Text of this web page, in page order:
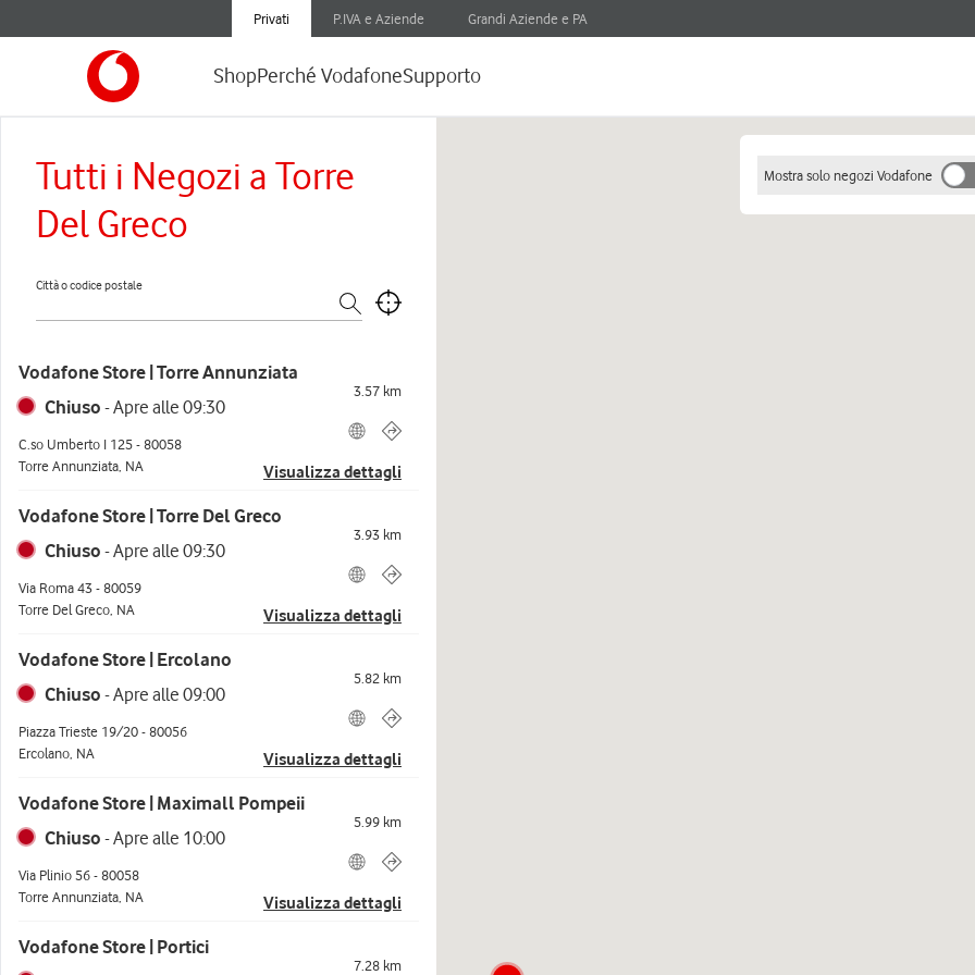
Privati P.IVA e Aziende Grandi Aziende e PA
ShopPerché VodafoneSupporto
Tutti i Negozi a Torre
Del Greco
Città o codice postale
Vodafone Store | Torre Annunziata
Chiuso -Apre alle09:30
C.so Umberto I 125-80058
Torre Annunziata NA Visualizza dettagli
3.57 km
Vodafone Store | Torre Del Greco
Chiuso -Apre alle09:30
Via Roma 43-80059
Torre Del Greco NA Visualizza dettagli
3.93 km
Vodafone Store | Ercolano
Chiuso -Apre alle09:00
Piazza Trieste 19/20-80056
Ercolano NA Visualizza dettagli
5.82 km
Vodafone Store | Maximall Pompeii
Chiuso -Apre alle 10:00
Via Plinio 56-80058
Torre Annunziata NA Visualizza dettagli
5.99 km
Vodafone Store | Portici
7.28 km
Mostra solo negozi Vodafone